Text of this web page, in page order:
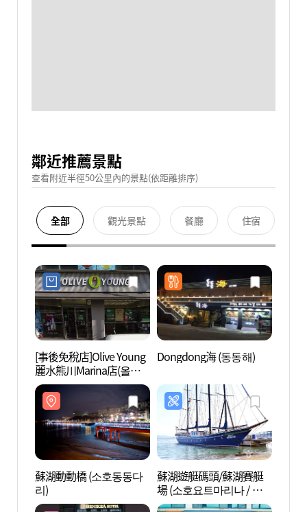
鄰近推薦景點
查看附近半徑50公里內的景點(依距離排序)
全部 觀光景點 餐廳 住宿
[事後免稅店]Olive Young
麗水熊川Marina店(올리
브영 여수웅천마리나점)
Dongdong海 (동동해)
蘇湖動動橋 (소호동동다
리)
蘇湖遊艇碼頭/蘇湖賽艇
場 (소호요트마리나 / 소
호요트경기장)